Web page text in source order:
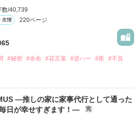
んのよ｣
りがとう』
ゃ良かった｣
りがとう』
たちは·····』
数/40,739
友情 220ページ
#秘密 #余命 #花言葉 #逆ハー #夜 #不良
・night
―推しの家に家事代行として通った
日が幸せすぎます！―
完